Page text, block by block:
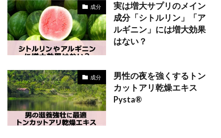
成分
実は増大サプリのメイン
成分「シトルリン」「ア
ルギニン」には増大効果
はない？
成分
男性の夜を強くするトン
カットアリ乾燥エキス
Pysta®